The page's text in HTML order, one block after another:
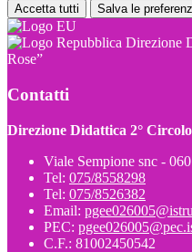
Accetta tutti Salva le
Direzione
Rose”
Contatti
Direzione Didattica 2°
Viale Sempione snc -
Tel: 075/8558298
Tel: 075/8526382
Email:
PEC:
C.F.: 81002450542